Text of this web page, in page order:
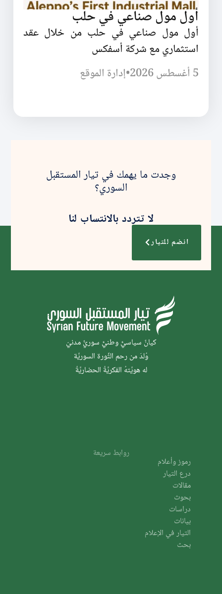
أول مول صناعي في حلب
أول مول صناعي في حلب من خلال عقد
استثماري مع شركة أسفكس
5 أغسطس 2026
•إدارة الموقع
وجدت ما يهمك في تيار المستقبل
السوري؟
لا تتردد بالانتساب لنا
انضم للتيار
كيانٌ سياسيٌّ وطنيٌّ سوريٌّ مدنيّ
وُلدَ من رحم الثَّورة السوريَّة
له هويَّتهُ الفكريَّةُ الحضاريَّةُ
روابط سريعة
رموز وأعلام
درع التيار
مقالات
بحوث
دراسات
بيانات
التيار في الإعلام
بحث